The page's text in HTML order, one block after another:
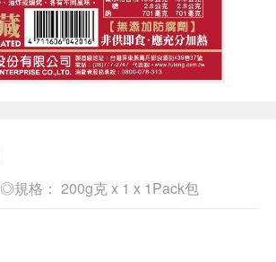
◎規格： 200g克 x 1 x 1Pack包